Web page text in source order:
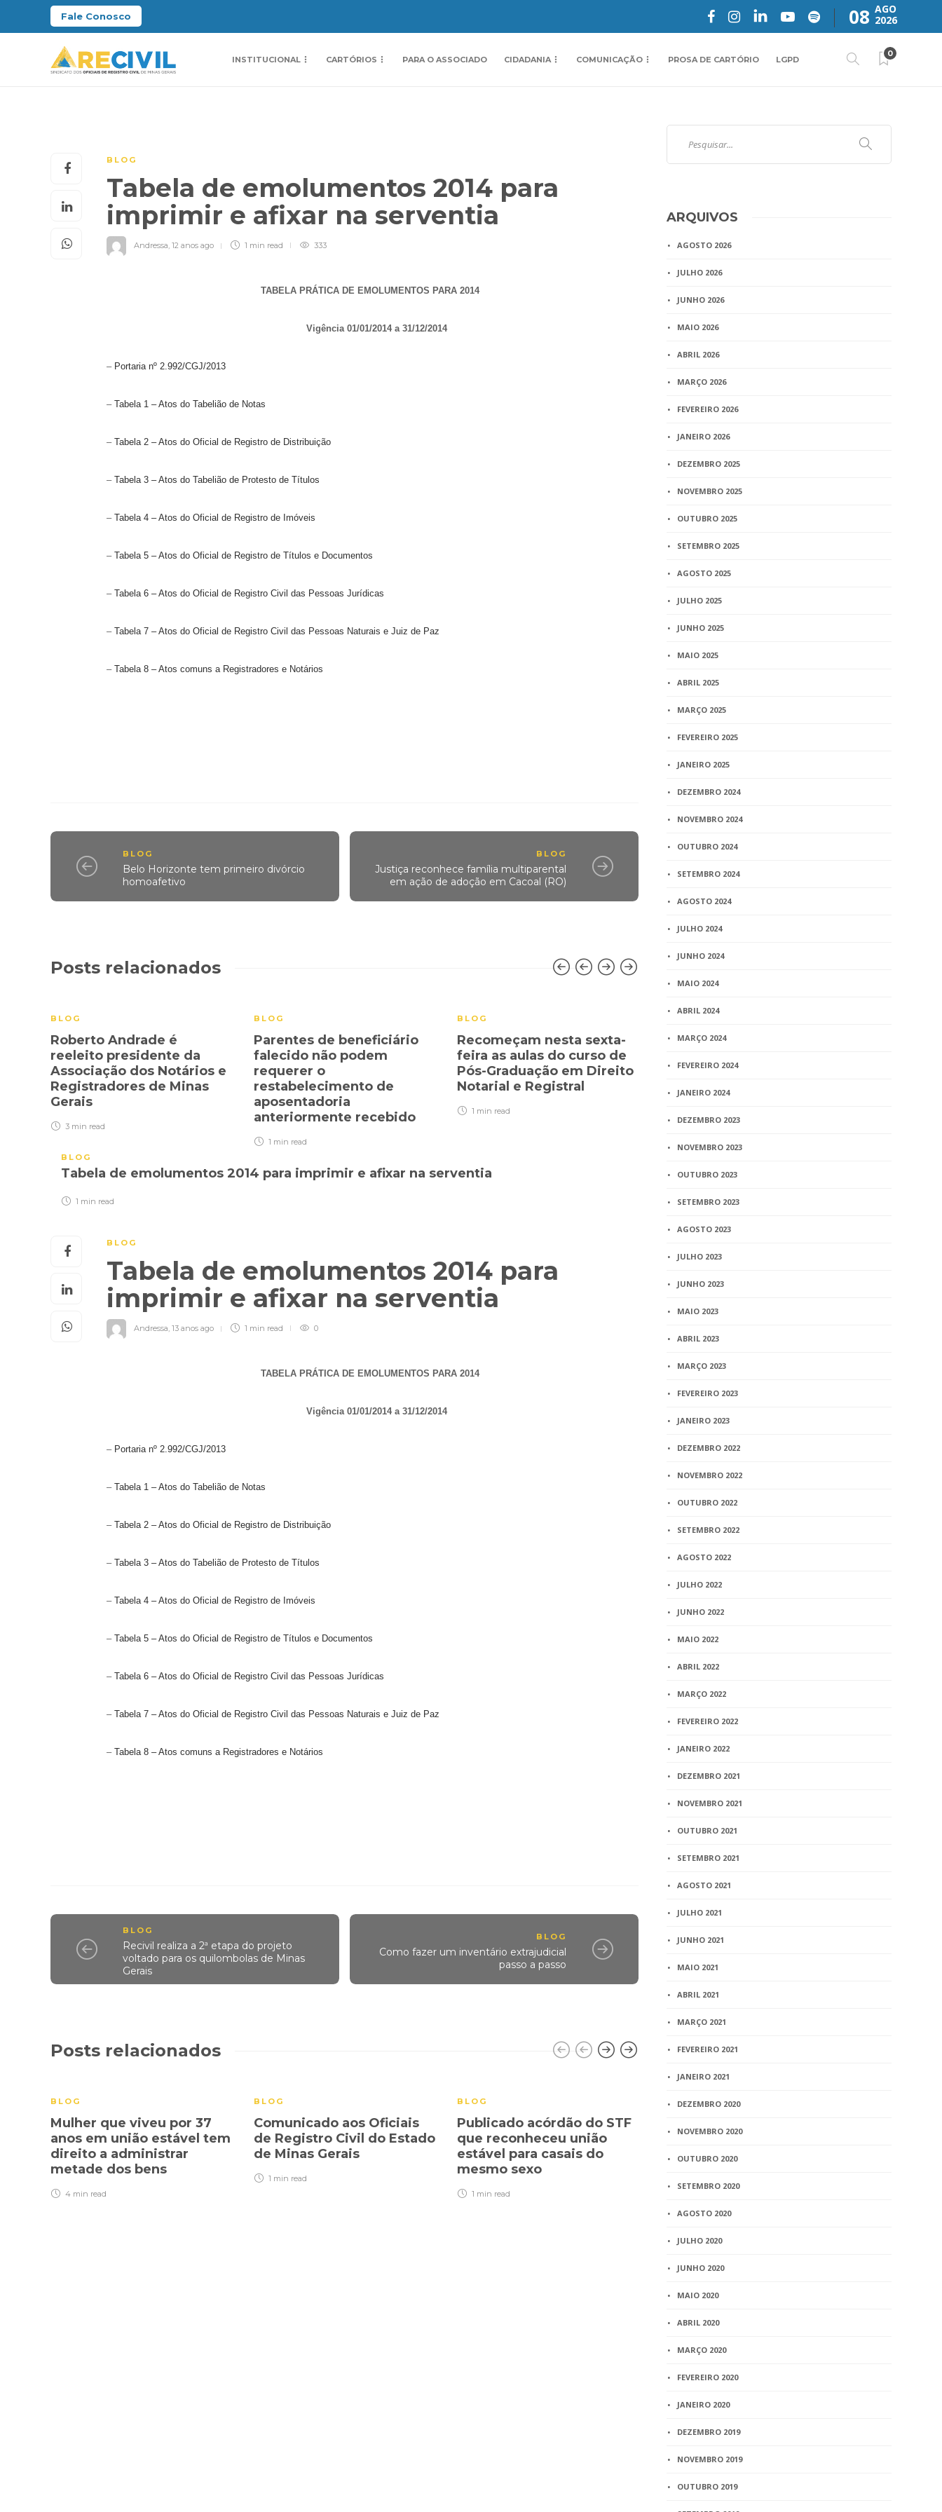
Fale Conosco 08 AGO
2026
INSTITUCIONAL CARTÓRIOS PARA O ASSOCIADO CIDADANIA COMUNICAÇÃO PROSA DE CARTÓRIO LGPD
0
BLOG
Tabela de emolumentos 2014 para
imprimir e afixar na serventia
Andressa, 12 anos ago 1 min read 333
TABELA PRÁTICA DE EMOLUMENTOS PARA 2014
Vigência 01/01/2014 a 31/12/2014
– Portaria nº 2.992/CGJ/2013
– Tabela 1 – Atos do Tabelião de Notas
– Tabela 2 – Atos do Oficial de Registro de Distribuição
– Tabela 3 – Atos do Tabelião de Protesto de Títulos
– Tabela 4 – Atos do Oficial de Registro de Imóveis
– Tabela 5 – Atos do Oficial de Registro de Títulos e Documentos
– Tabela 6 – Atos do Oficial de Registro Civil das Pessoas Jurídicas
– Tabela 7 – Atos do Oficial de Registro Civil das Pessoas Naturais e Juiz de Paz
– Tabela 8 – Atos comuns a Registradores e Notários
BLOG
Belo Horizonte tem primeiro divórcio
homoafetivo
BLOG
Justiça reconhece família multiparental
em ação de adoção em Cacoal (RO)
Posts relacionados
BLOG
Roberto Andrade é
reeleito presidente da
Associação dos Notários e
Registradores de Minas
Gerais
3 min read
BLOG
Parentes de beneficiário
falecido não podem
requerer o
restabelecimento de
aposentadoria
anteriormente recebido
1 min read
BLOG
Recomeçam nesta sexta-
feira as aulas do curso de
Pós-Graduação em Direito
Notarial e Registral
1 min read
Viúva que era casada em
apenas na herança dos
bens comuns
BLOG
Tabela de emolumentos 2014 para imprimir e afixar na serventia
1 min read
BLOG
Tabela de emolumentos 2014 para
imprimir e afixar na serventia
Andressa, 13 anos ago 1 min read 0
TABELA PRÁTICA DE EMOLUMENTOS PARA 2014
Vigência 01/01/2014 a 31/12/2014
– Portaria nº 2.992/CGJ/2013
– Tabela 1 – Atos do Tabelião de Notas
– Tabela 2 – Atos do Oficial de Registro de Distribuição
– Tabela 3 – Atos do Tabelião de Protesto de Títulos
– Tabela 4 – Atos do Oficial de Registro de Imóveis
– Tabela 5 – Atos do Oficial de Registro de Títulos e Documentos
– Tabela 6 – Atos do Oficial de Registro Civil das Pessoas Jurídicas
– Tabela 7 – Atos do Oficial de Registro Civil das Pessoas Naturais e Juiz de Paz
– Tabela 8 – Atos comuns a Registradores e Notários
BLOG
Recivil realiza a 2ª etapa do projeto
voltado para os quilombolas de Minas
Gerais
BLOG
Como fazer um inventário extrajudicial
passo a passo
Posts relacionados
BLOG
Mulher que viveu por 37
anos em união estável tem
direito a administrar
metade dos bens
4 min read
BLOG
Comunicado aos Oficiais
de Registro Civil do Estado
de Minas Gerais
1 min read
BLOG
Publicado acórdão do STF
que reconheceu união
estável para casais do
mesmo sexo
1 min read
BLOG
não conhecidos – Jornal
Estado de Minas
ARQUIVOS
AGOSTO 2026
JULHO 2026
JUNHO 2026
MAIO 2026
ABRIL 2026
MARÇO 2026
FEVEREIRO 2026
JANEIRO 2026
DEZEMBRO 2025
NOVEMBRO 2025
OUTUBRO 2025
SETEMBRO 2025
AGOSTO 2025
JULHO 2025
JUNHO 2025
MAIO 2025
ABRIL 2025
MARÇO 2025
FEVEREIRO 2025
JANEIRO 2025
DEZEMBRO 2024
NOVEMBRO 2024
OUTUBRO 2024
SETEMBRO 2024
AGOSTO 2024
JULHO 2024
JUNHO 2024
MAIO 2024
ABRIL 2024
MARÇO 2024
FEVEREIRO 2024
JANEIRO 2024
DEZEMBRO 2023
NOVEMBRO 2023
OUTUBRO 2023
SETEMBRO 2023
AGOSTO 2023
JULHO 2023
JUNHO 2023
MAIO 2023
ABRIL 2023
MARÇO 2023
FEVEREIRO 2023
JANEIRO 2023
DEZEMBRO 2022
NOVEMBRO 2022
OUTUBRO 2022
SETEMBRO 2022
AGOSTO 2022
JULHO 2022
JUNHO 2022
MAIO 2022
ABRIL 2022
MARÇO 2022
FEVEREIRO 2022
JANEIRO 2022
DEZEMBRO 2021
NOVEMBRO 2021
OUTUBRO 2021
SETEMBRO 2021
AGOSTO 2021
JULHO 2021
JUNHO 2021
MAIO 2021
ABRIL 2021
MARÇO 2021
FEVEREIRO 2021
JANEIRO 2021
DEZEMBRO 2020
NOVEMBRO 2020
OUTUBRO 2020
SETEMBRO 2020
AGOSTO 2020
JULHO 2020
JUNHO 2020
MAIO 2020
ABRIL 2020
MARÇO 2020
FEVEREIRO 2020
JANEIRO 2020
DEZEMBRO 2019
NOVEMBRO 2019
OUTUBRO 2019